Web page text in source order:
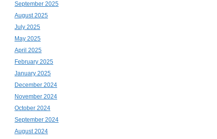
September 2025
August 2025
July 2025
May 2025
April 2025
February 2025
January 2025
December 2024
November 2024
October 2024
September 2024
August 2024